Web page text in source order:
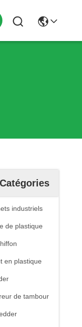
industriels
de plastique
en plastique
de tambour